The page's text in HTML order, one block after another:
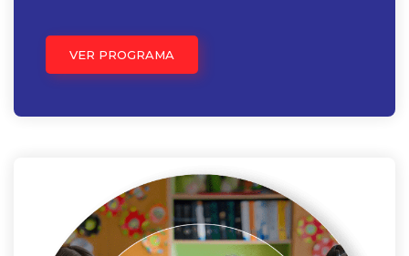
VER PROGRAMA